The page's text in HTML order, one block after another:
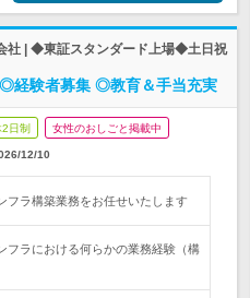
社 | ◆東証スタンダード上場◆土日祝
経験者募集 ◎教育＆手当充実
日制 女性のおしごと掲載中
12/10
フラ構築業務をお任せいたします
ラにおける何らかの業務経験（構